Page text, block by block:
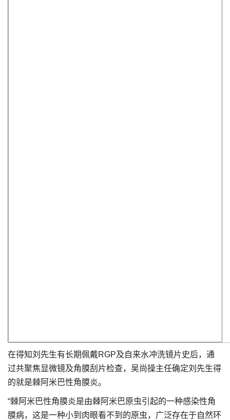
在得知刘先生有长期佩戴RGP及自来水冲洗镜片史后，通
过共聚焦显微镜及角膜刮片检查，吴尚操主任确定刘先生得
的就是棘阿米巴性角膜炎。
“棘阿米巴性角膜炎是由棘阿米巴原虫引起的一种感染性角
膜病，这是一种小到肉眼看不到的原虫，广泛存在于自然环